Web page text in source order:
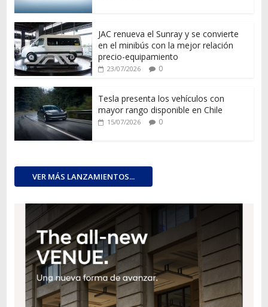
JAC renueva el Sunray y se convierte
en el minibús con la mejor relación
precio-equipamiento
23/07/2026 0
Tesla presenta los vehículos con
mayor rango disponible en Chile
15/07/2026 0
VER MÁS LANZAMIENTOS...